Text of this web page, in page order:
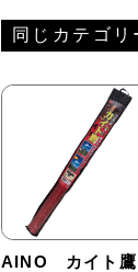
同じカテゴリ
AINO カイト鷹